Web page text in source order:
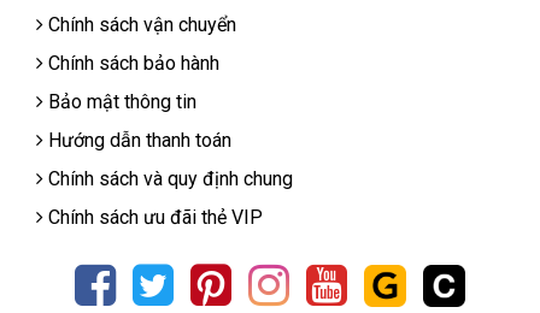
Chính sách vận chuyển
Chính sách bảo hành
Bảo mật thông tin
Hướng dẫn thanh toán
Chính sách và quy định chung
Chính sách ưu đãi thẻ VIP